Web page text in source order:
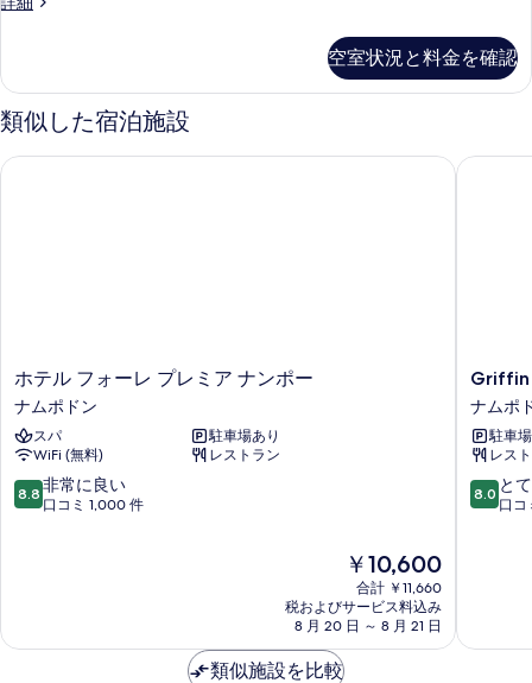
or
の
す
べ
て
す
る
Wine
bottle
(El
Howard
Reserva
空室状況と料金を確認
類似した宿泊施設
ホ
テ
ル
フ
ォ
ー
レ
ポ
ホテル フォーレ プレミア ナンポー
ナムポドン
スパ
駐車場あり
WiFi (無料)
レストラン
10
段
良
8.8 非常に良い
口コミ 1,000 件
現
在
の
料
金
は
￥10,600
合計 ￥11,660
税およびサービス料込み
8 月 20 日 ～ 8 月 21 日
ホテル フォーレ プレミア ナンポー
Griffin
Bay
Hotel
ナ
ム
ポ
ド
Griffin
ナムポ
駐車
レス
10
段
良
8.0 と
口コ
Griffin
類似施設を比較